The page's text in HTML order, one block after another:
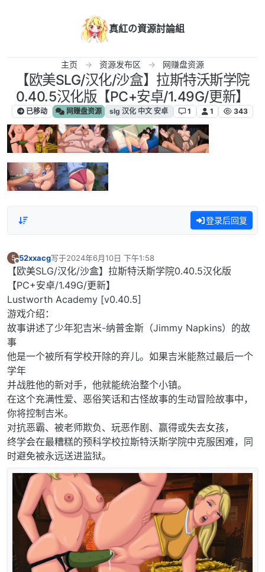
真紅の資源討論組
主页 资源发布区 网赚盘资源
【欧美SLG/汉化/沙盒】拉斯特沃斯学院
0.40.5汉化版【PC+安卓/1.49G/更新】
已移动 网赚盘资源 slg 汉化 中文 安卓 1 1 343
登录后回复
5
离线
52xxacg写于2024年6月10日 下午1:58
最后由 编辑
【欧美SLG/汉化/沙盒】拉斯特沃斯学院0.40.5汉化版
【PC+安卓/1.49G/更新】
Lustworth Academy [v0.40.5]
游戏介绍：
故事讲述了少年犯吉米-纳普金斯（Jimmy Napkins）的故
事
他是一个被所有学校开除的弃儿。如果吉米能熬过最后一个
学年
并战胜他的新对手，他就能统治整个小镇。
在这个充满性爱、恶俗笑话和古怪故事的生动冒险故事中，
你将控制吉米。
对抗恶霸、被老师欺负、玩恶作剧、赢得或失去女孩，
终学会在最糟糕的预科学校拉斯特沃斯学院中克服困难，同
时避免被永远送进监狱。